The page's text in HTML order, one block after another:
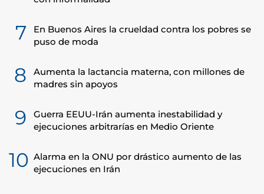
7
En Buenos Aires la crueldad contra los pobres se
puso de moda
8
Aumenta la lactancia materna, con millones de
madres sin apoyos
9
Guerra EEUU-Irán aumenta inestabilidad y
ejecuciones arbitrarías en Medio Oriente
10 Alarma en la ONU por drástico aumento de las
ejecuciones en Irán